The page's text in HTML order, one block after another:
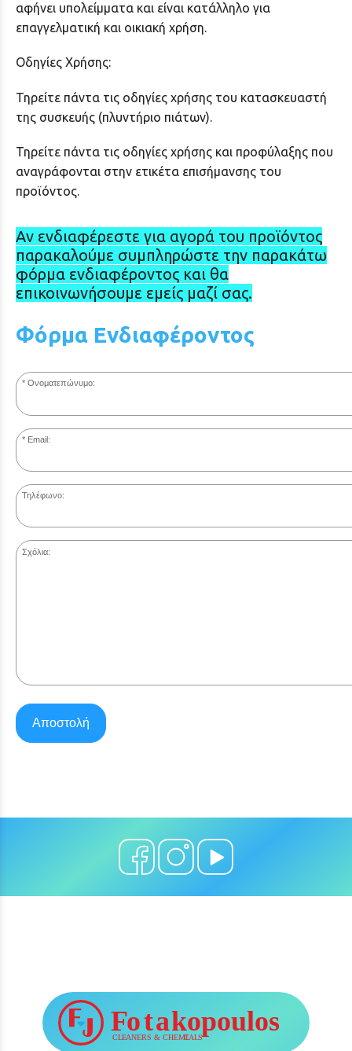
αφήνει υπολείμματα και είναι κατάλληλο για
επαγγελματική και οικιακή χρήση.
Οδηγίες Χρήσης:
Τηρείτε πάντα τις οδηγίες χρήσης του κατασκευαστή
της συσκευής (πλυντήριο πιάτων).
Τηρείτε πάντα τις οδηγίες χρήσης και προφύλαξης που
αναγράφονται στην ετικέτα επισήμανσης του
προϊόντος.
Αν ενδιαφέρεστε για αγορά του προϊόντος
παρακαλούμε συμπληρώστε την παρακάτω
φόρμα ενδιαφέροντος και θα
επικοινωνήσουμε εμείς μαζί σας.
Φόρμα Ενδιαφέροντος
Ονοματεπώνυμο:
Email:
Τηλέφωνο:
Σχόλια:
Αποστολή